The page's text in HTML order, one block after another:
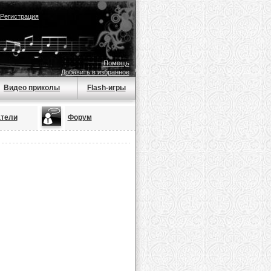
Регистрация
Помощь
Добавить в избранное
Видео приколы Flash-игры
Форум